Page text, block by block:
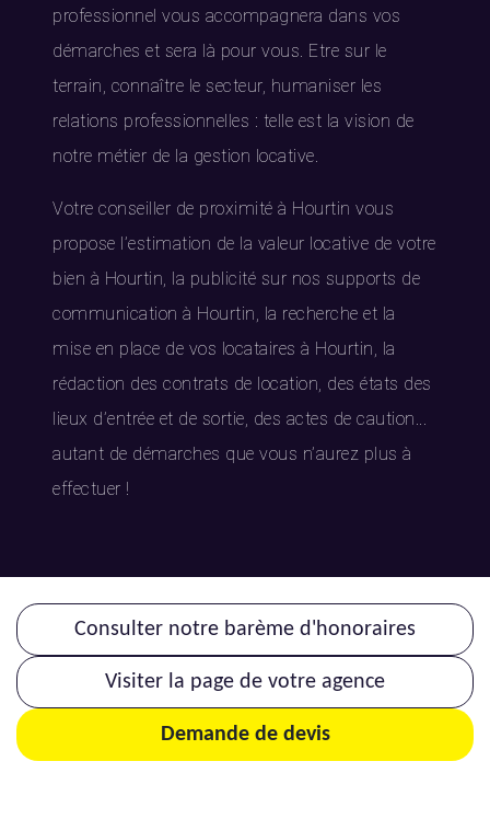
professionnel vous accompagnera dans vos
démarches et sera là pour vous. Etre sur le
terrain, connaître le secteur, humaniser les
relations professionnelles : telle est la vision de
notre métier de la gestion locative.
Votre conseiller de proximité à Hourtin vous
propose l’estimation de la valeur locative de votre
bien à Hourtin, la publicité sur nos supports de
communication à Hourtin, la recherche et la
mise en place de vos locataires à Hourtin, la
rédaction des contrats de location, des états des
lieux d’entrée et de sortie, des actes de caution...
autant de démarches que vous n’aurez plus à
effectuer !
Consulter notre barème d'honoraires
Visiter la page de votre agence
Demande de devis